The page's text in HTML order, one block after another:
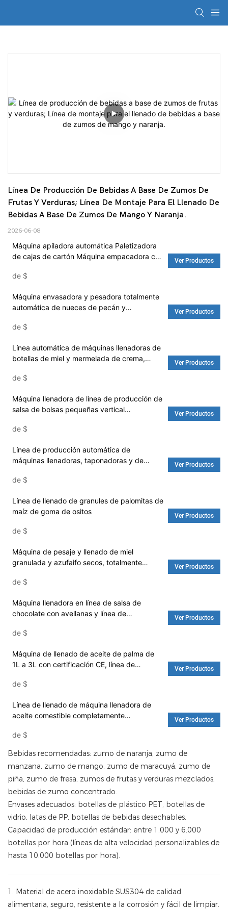
Línea De Producción De Bebidas A Base De Zumos De
Frutas Y Verduras; Línea De Montaje Para El Llenado De
Bebidas A Base De Zumos De Mango Y Naranja.
2026-06-08
Máquina apiladora automática Paletizadora
de cajas de cartón Máquina empacadora con
para envolver - Máquina empacadora y
de $
Ver Productos
Máquina envasadora y pesadora totalmente
automática de nueces de pecán y
cuantitativo de nueces
de $
Ver Productos
Línea automática de máquinas llenadoras de
botellas de miel y mermelada de crema,
pasta - Máquina llenadora de agua y
de $
Ver Productos
Máquina llenadora de línea de producción de
salsa de bolsas pequeñas vertical
envasadora y máquina de arroz
de $
Ver Productos
Línea de producción automática de
máquinas llenadoras, taponadoras y de
inteligente - Máquina y lavadora
de $
Ver Productos
Línea de llenado de granules de palomitas de
maíz de goma de ositos
de $
Ver Productos
Máquina de pesaje y llenado de miel
granulada y azufaifo secos, totalmente
de $
Ver Productos
Máquina llenadora en línea de salsa de
chocolate con avellanas y línea de
llenadora de agua y lavadora
de $
Ver Productos
Máquina de llenado de aceite de palma de
1L a 3L con certificación CE, línea de
de envasado de alimentos
de $
Ver Productos
Línea de llenado de máquina llenadora de
aceite comestible completamente
lavadora
de $
Ver Productos
Bebidas recomendadas: zumo de naranja, zumo de
manzana, zumo de mango, zumo de maracuyá, zumo de
piña, zumo de fresa, zumos de frutas y verduras mezclados,
bebidas de zumo concentrado.
Envases adecuados: botellas de plástico PET, botellas de
vidrio, latas de PP, botellas de bebidas desechables.
Capacidad de producción estándar: entre 1.000 y 6.000
botellas por hora (líneas de alta velocidad personalizables de
hasta 10.000 botellas por hora).
1. Material de acero inoxidable SUS304 de calidad
alimentaria, seguro, resistente a la corrosión y fácil de limpiar.